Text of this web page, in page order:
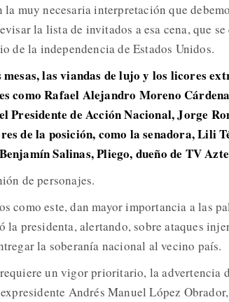
la muy necesaria interpretación que
la lista de invitados a esa cena, que
de la independencia de Estados Unidos.
las viandas de lujo y los licores
como Rafael Alejandro Moreno
Presidente de Acción Nacional, Jorge
de la posición, como la senadora, Lili
Salinas, Pliego, dueño de TV
de personajes.
como este, dan mayor importancia a las
la presidenta, alertando, sobre ataques
la soberanía nacional al vecino país.
un vigor prioritario, la advertencia
Andrés Manuel López